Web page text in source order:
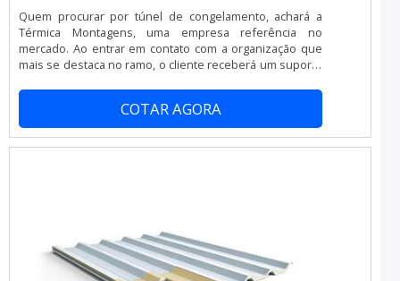
produtos de qualidade. Alguns desses motivos são:
Atendimento personalizado; Profissionais com vasta
experiência na área de atuação; Diversas opções de
pagamento disponíveis; Comprometimento com o
resultado final; Logística planejada para entregas em
curto prazo; Preço justo. QUALIDADES E PONTOS FORTES
DA EMPRESASomente na Térmica Montagens as
melhores opções sempre estão à disposição quando se
procura soluções para painel câmara frigorífica.
qualidade onde são realizadas as atividades e
equipamentos de última geração. Todos esses fatores,
agregados a uma equipe multidisciplinar de consultores
Quem procurar por túnel de congelamento, achará a
Térmica Montagens, uma empresa referência no
mercado. Ao entrar em contato com a organização que
mais se destaca no ramo, o cliente receberá um suporte
a ser adquirido.Quando o assunto é túnel de
congelamento, com os profissionais especializados da
Térmica Montagens o cliente obterá ótima qualidade e
soluções para diversos tipos de projetos.MAIS
prazo, tudo pensando em túnel de congelamento com
excelente custo-benefício.Há muitas maneiras
eficientes de uma companhia demonstrar competência,
COTAR AGORA